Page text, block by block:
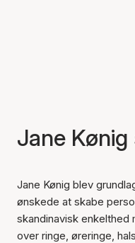
Jane
Jane Kønig blev
ønskede at skabe
skandinavisk
over ringe, øreringe,